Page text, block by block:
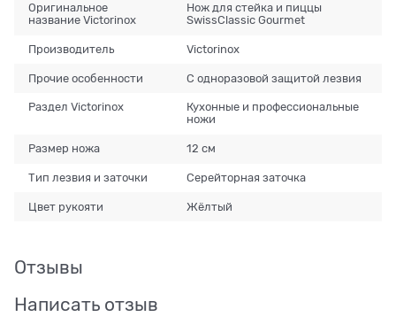
Оригинальное
название Victorinox
Нож для стейка и пиццы
SwissClassic Gourmet
Производитель Victorinox
Прочие особенности С одноразовой защитой лезвия
Раздел Victorinox
Кухонные и профессиональные
ножи
Размер ножа 12 см
Тип лезвия и заточки Серейторная заточка
Цвет рукояти Жёлтый
Отзывы
Написать отзыв